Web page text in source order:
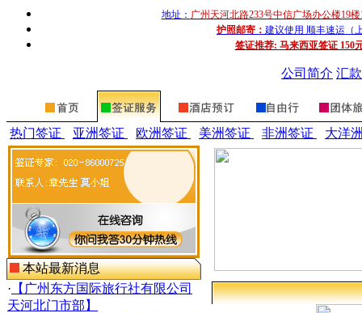
地址： 广州天河北路233号中信广场办公楼19
护照邮寄： 建议使用 顺丰速运（
签证推荐: 马来西亚签证 150
公司简介 汇
热门签证 亚洲签证 欧洲签证 美洲签证 非洲签证 大洋
本站最新消息
· 【广州东方国际旅行社有限公司
天河北门市部】